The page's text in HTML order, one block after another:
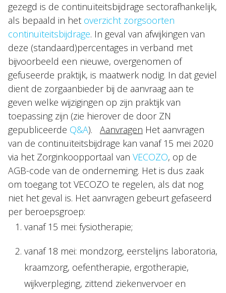
gezegd is de continuïteitsbijdrage sectorafhankelijk,
als bepaald in het overzicht zorgsoorten
continuïteitsbijdrage. In geval van afwijkingen van
deze (standaard)percentages in verband met
bijvoorbeeld een nieuwe, overgenomen of
gefuseerde praktijk, is maatwerk nodig. In dat geviel
dient de zorgaanbieder bij de aanvraag aan te
geven welke wijzigingen op zijn praktijk van
toepassing zijn (zie hierover de door ZN
gepubliceerde Q&A). Aanvragen Het aanvragen
van de continuïteitsbijdrage kan vanaf 15 mei 2020
via het Zorginkoopportaal van VECOZO, op de
AGB-code van de onderneming. Het is dus zaak
om toegang tot VECOZO te regelen, als dat nog
niet het geval is. Het aanvragen gebeurt gefaseerd
per beroepsgroep:
vanaf 15 mei: fysiotherapie;
vanaf 18 mei: mondzorg, eerstelijns laboratoria,
kraamzorg, oefentherapie, ergotherapie,
wijkverpleging, zittend ziekenvervoer en